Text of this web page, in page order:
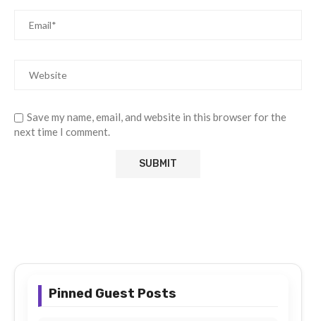
Save my name, email, and website in this browser for the
next time I comment.
Pinned Guest Posts